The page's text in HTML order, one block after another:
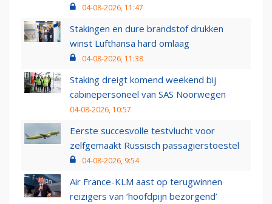
04-08-2026, 11:47
Stakingen en dure brandstof drukken
winst Lufthansa hard omlaag
04-08-2026, 11:38
Staking dreigt komend weekend bij
cabinepersoneel van SAS Noorwegen
04-08-2026, 10:57
Eerste succesvolle testvlucht voor
zelfgemaakt Russisch passagierstoestel
04-08-2026, 9:54
Air France-KLM aast op terugwinnen
reizigers van ‘hoofdpijn bezorgend’